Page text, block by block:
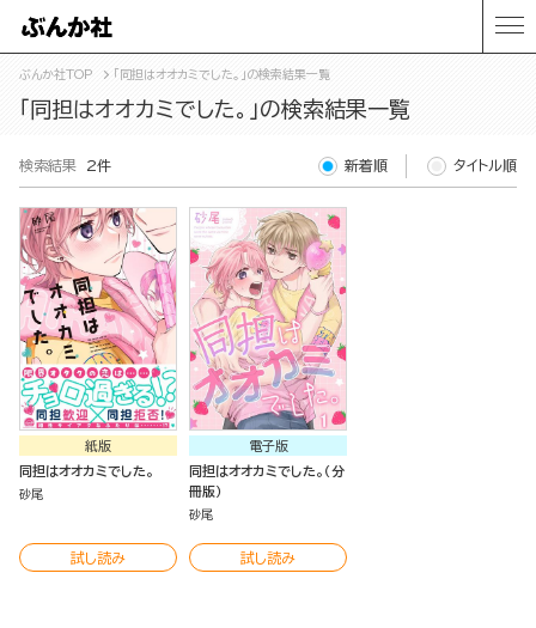
ぶんか社TOP 「同担はオオカミでした。」の検索結果一覧
「同担はオオカミでした。」の検索結果一覧
検索結果 2件 新着順 タイトル順
紙版
同担はオオカミでした。
砂尾
試し読み
電子版
同担はオオカミでした。（分
冊版）
砂尾
試し読み